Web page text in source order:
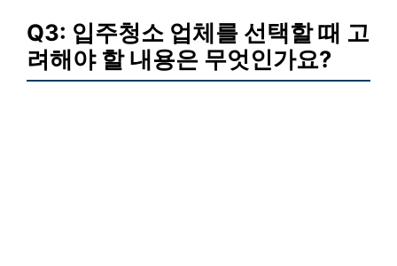
Q3: 입주청소 업체를 선택할 때 고
려해야 할 내용은 무엇인가요?